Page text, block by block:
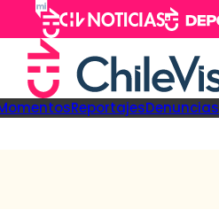
ReportajesDenuncias